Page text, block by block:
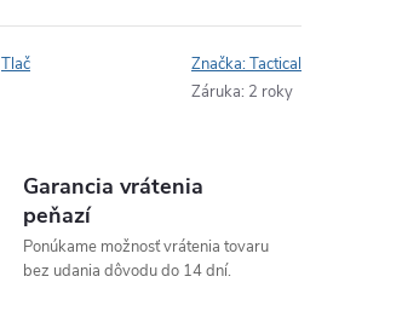
Tlač Značka:Tactical
Záruka: 2 roky
Garancia vrátenia
peňazí
Ponúkame možnosť vrátenia tovaru
bez udania dôvodu do 14 dní.